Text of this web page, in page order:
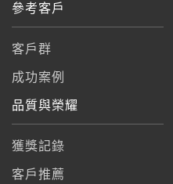
參考客戶
客戶群
成功案例
品質與榮耀
獲獎記錄
客戶推薦